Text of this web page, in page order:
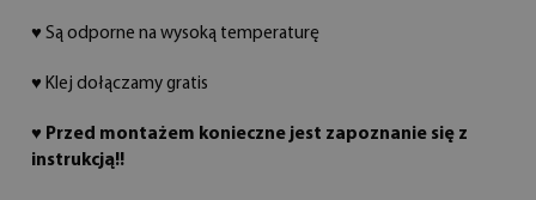
♥ Są odporne na wysoką temperaturę
♥ Klej dołączamy gratis
♥ Przed montażem konieczne jest zapoznanie się z
instrukcją!!